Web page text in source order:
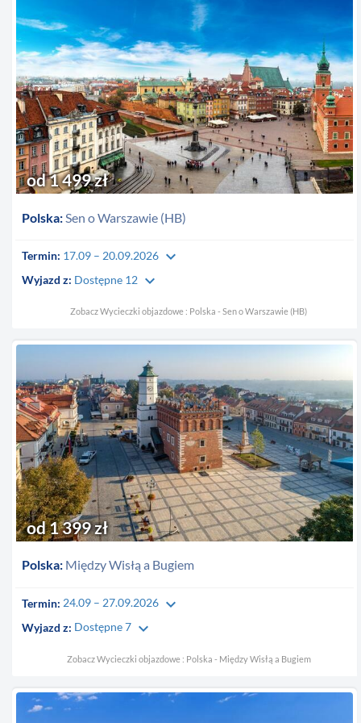
Polska: Sen o Warszawie (HB)
od 1 499 zł
Termin: 17.09 – 20.09.2026 keyboard_arrow_down
Wyjazd z: Dostępne 12 keyboard_arrow_down
Zobacz Wycieczki objazdowe : Polska - Sen o Warszawie (HB)
Polska: Między Wisłą a Bugiem
od 1 399 zł
Termin: 24.09 – 27.09.2026 keyboard_arrow_down
Wyjazd z: Dostępne 7 keyboard_arrow_down
Zobacz Wycieczki objazdowe : Polska - Między Wisłą a Bugiem